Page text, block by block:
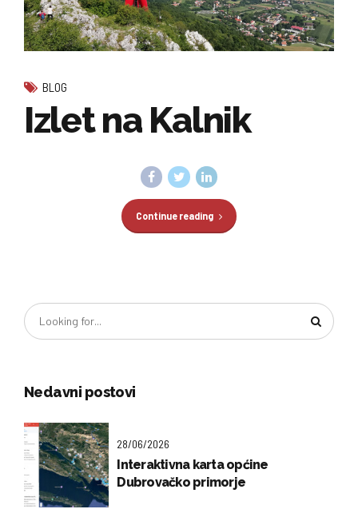
BLOG
Izlet na Kalnik
Continue reading
Nedavni postovi
28/06/2026
Interaktivna karta općine
Dubrovačko primorje